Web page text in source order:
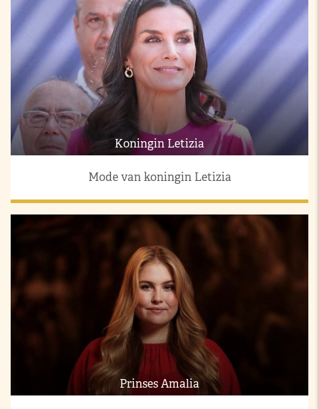
Koningin Letizia
Mode van koningin Letizia
Prinses Amalia